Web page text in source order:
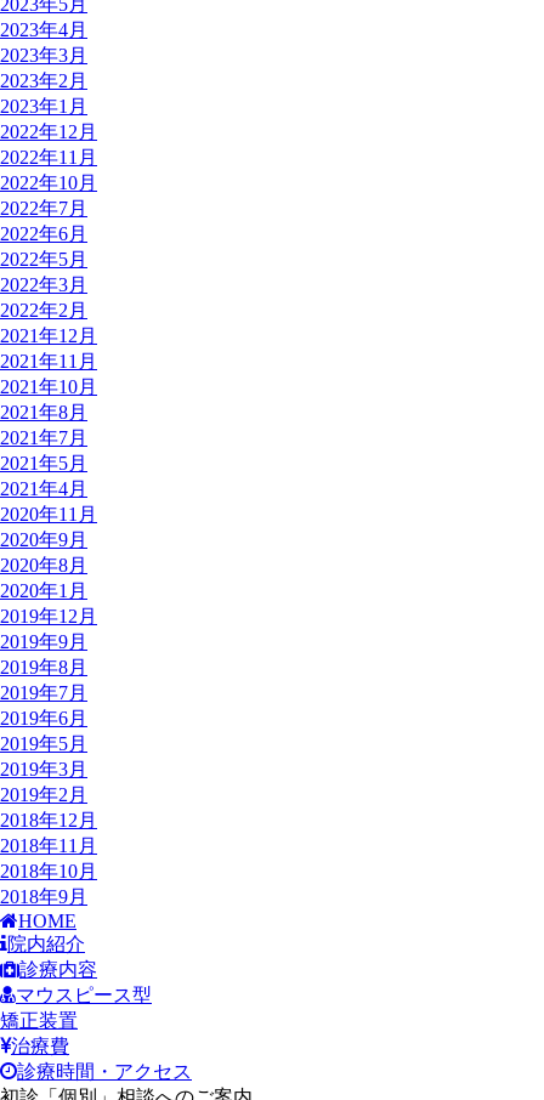
2023年5月
2023年4月
2023年3月
2023年2月
2023年1月
2022年12月
2022年11月
2022年10月
2022年7月
2022年6月
2022年5月
2022年3月
2022年2月
2021年12月
2021年11月
2021年10月
2021年8月
2021年7月
2021年5月
2021年4月
2020年11月
2020年9月
2020年8月
2020年1月
2019年12月
2019年9月
2019年8月
2019年7月
2019年6月
2019年5月
2019年3月
2019年2月
2018年12月
2018年11月
2018年10月
2018年9月
HOME
院内紹介
診療内容
マウスピース型
矯正装置
治療費
診療時間・アクセス